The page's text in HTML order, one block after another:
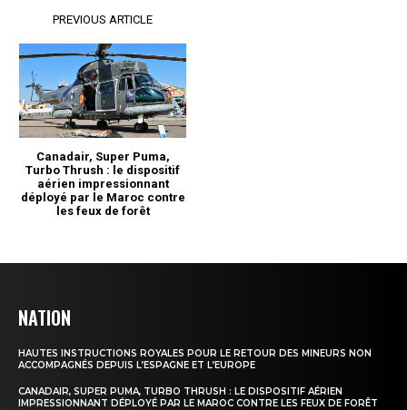
NATION
HAUTES INSTRUCTIONS ROYALES POUR LE RETOUR DES MINEURS NON
ACCOMPAGNÉS DEPUIS L’ESPAGNE ET L’EUROPE
CANADAIR, SUPER PUMA, TURBO THRUSH : LE DISPOSITIF AÉRIEN
IMPRESSIONNANT DÉPLOYÉ PAR LE MAROC CONTRE LES FEUX DE FORÊT